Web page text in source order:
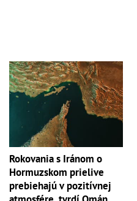
Rokovania s Iránom o
Hormuzskom prielive
prebiehajú v pozitívnej